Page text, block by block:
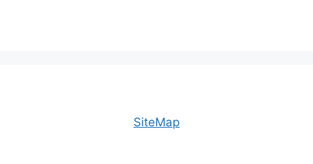
SiteMap